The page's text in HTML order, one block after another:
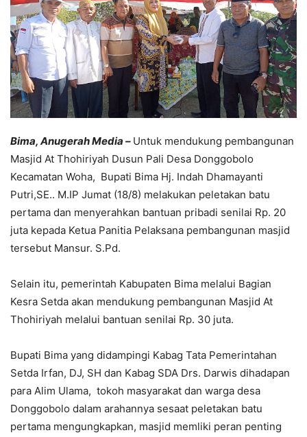
Bima, Anugerah Media – Untuk mendukung pembangunan
Masjid At Thohiriyah Dusun Pali Desa Donggobolo
Kecamatan Woha, Bupati Bima Hj. Indah Dhamayanti
Putri,SE.. M.IP Jumat (18/8) melakukan peletakan batu
pertama dan menyerahkan bantuan pribadi senilai Rp. 20
juta kepada Ketua Panitia Pelaksana pembangunan masjid
tersebut Mansur. S.Pd.
Selain itu, pemerintah Kabupaten Bima melalui Bagian
Kesra Setda akan mendukung pembangunan Masjid At
Thohiriyah melalui bantuan senilai Rp. 30 juta.
Bupati Bima yang didampingi Kabag Tata Pemerintahan
Setda Irfan, DJ, SH dan Kabag SDA Drs. Darwis dihadapan
para Alim Ulama, tokoh masyarakat dan warga desa
Donggobolo dalam arahannya sesaat peletakan batu
pertama mengungkapkan, masjid memliki peran penting